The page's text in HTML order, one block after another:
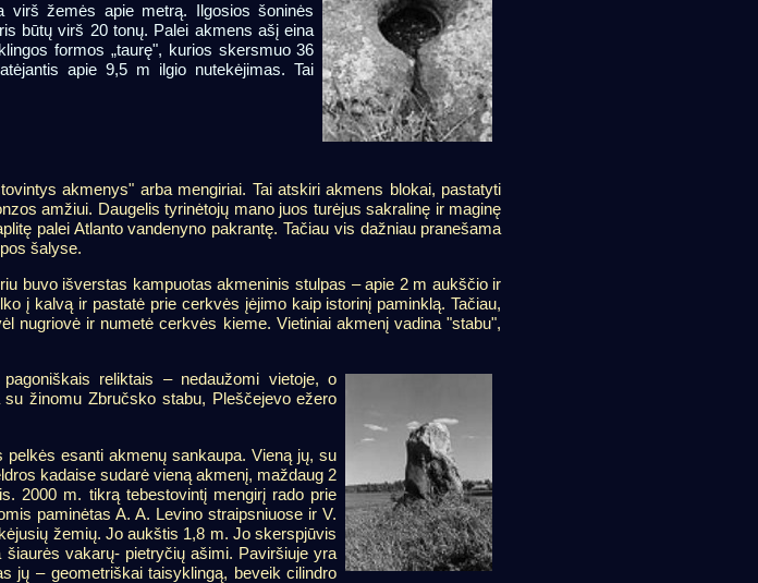
žemės apie metrą. Ilgosios šoninės
būtų virš 20 tonų. Palei akmens ašį eina
formos „taurę", kurios skersmuo 36
apie 9,5 m ilgio nutekėjimas. Tai
akmenys" arba mengiriai. Tai atskiri akmens blokai, pastatyti
amžiui. Daugelis tyrinėtojų mano juos turėjus sakralinę ir maginę
palei Atlanto vandenyno pakrantę. Tačiau vis dažniau pranešama
šalyse.
buvo išverstas kampuotas akmeninis stulpas – apie 2 m aukščio ir
į kalvą ir pastatė prie cerkvės įėjimo kaip istorinį paminklą. Tačiau,
nugriovė ir numetė cerkvės kieme. Vietiniai akmenį vadina "stabu",
pagoniškais reliktais – nedaužomi vietoje, o
žinomu Zbručsko stabu, Pleščejevo ežero
esanti akmenų sankaupa. Vieną jų, su
kadaise sudarė vieną akmenį, maždaug 2
2000 m. tikrą tebestovintį mengirį rado prie
paminėtas A. A. Levino straipsniuose ir V.
žemių. Jo aukštis 1,8 m. Jo skerspjūvis
vakarų- pietryčių ašimi. Paviršiuje yra
jų – geometriškai taisyklingą, beveik cilindro